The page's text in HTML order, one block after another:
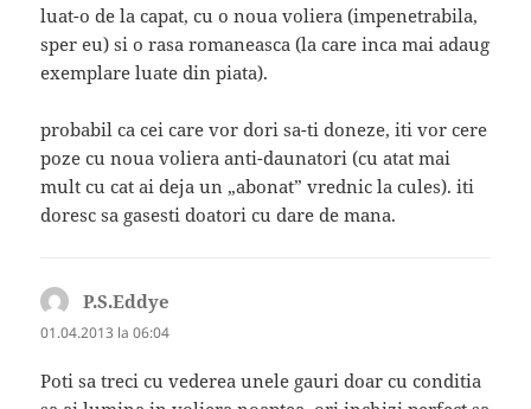
luat-o de la capat, cu o noua voliera (impenetrabila,
sper eu) si o rasa romaneasca (la care inca mai adaug
exemplare luate din piata).
probabil ca cei care vor dori sa-ti doneze, iti vor cere
poze cu noua voliera anti-daunatori (cu atat mai
mult cu cat ai deja un „abonat” vrednic la cules). iti
doresc sa gasesti doatori cu dare de mana.
P.S.Eddye
01.04.2013 la 06:04
Poti sa treci cu vederea unele gauri doar cu conditia